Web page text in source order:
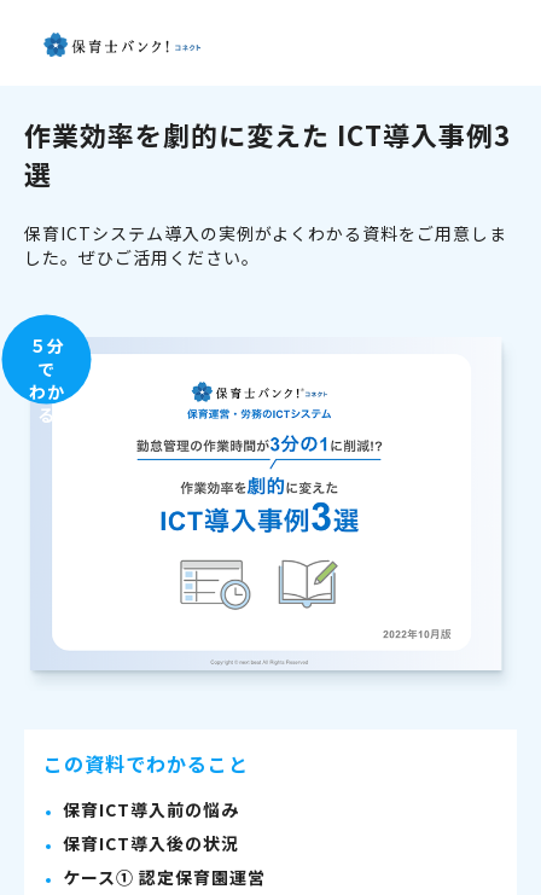
作業効率を劇的に変えた ICT導入事例3
選
保育ICTシステム導入の実例がよくわかる資料をご用意しま
した。ぜひご活用ください。
５分
で
わか
る
この資料でわかること
保育ICT導入前の悩み
保育ICT導入後の状況
ケース① 認定保育園運営